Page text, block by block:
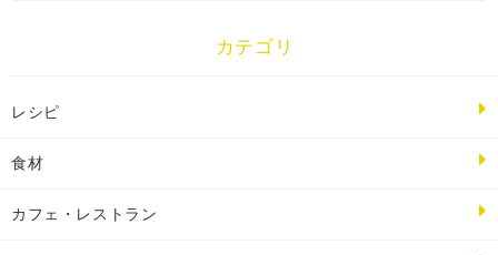
カテゴリ
レシピ
食材
カフェ・レストラン